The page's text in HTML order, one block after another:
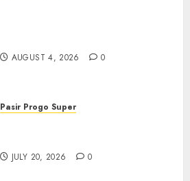
AUGUST 4, 2026 0
Pasir Progo Super
JULY 20, 2026 0